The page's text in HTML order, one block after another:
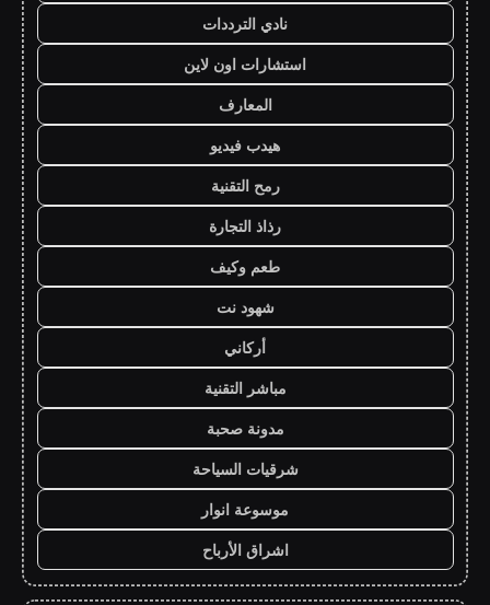
نادي الترددات
استشارات اون لاين
المعارف
هيدب فيديو
رمح التقنية
رذاذ التجارة
طعم وكيف
شهود نت
أركاني
مباشر التقنية
مدونة صحبة
شرقيات السياحة
موسوعة انوار
اشراق الأرباح